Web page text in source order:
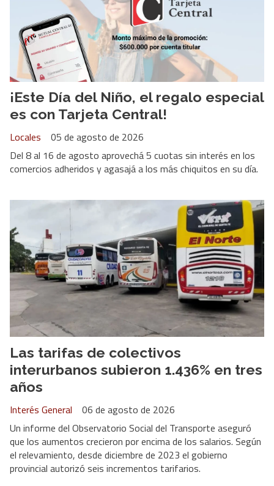
¡Este Día del Niño, el regalo especial
es con Tarjeta Central!
Locales
05 de agosto de 2026
Del 8 al 16 de agosto aprovechá 5 cuotas sin interés en los
comercios adheridos y agasajá a los más chiquitos en su día.
Las tarifas de colectivos
interurbanos subieron 1.436% en tres
años
Interés General
06 de agosto de 2026
Un informe del Observatorio Social del Transporte aseguró
que los aumentos crecieron por encima de los salarios. Según
el relevamiento, desde diciembre de 2023 el gobierno
provincial autorizó seis incrementos tarifarios.